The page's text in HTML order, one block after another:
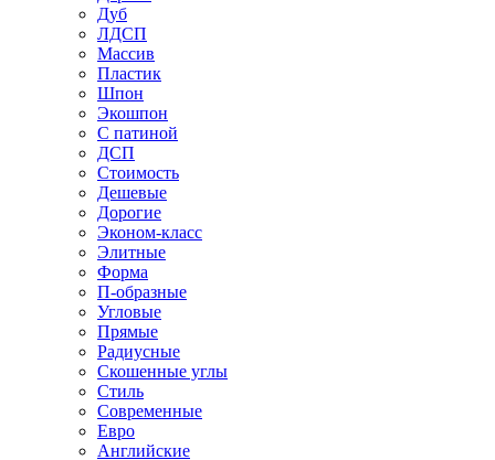
Дуб
ЛДСП
Массив
Пластик
Шпон
Экошпон
С патиной
ДСП
Стоимость
Дешевые
Дорогие
Эконом-класс
Элитные
Форма
П-образные
Угловые
Прямые
Радиусные
Скошенные углы
Стиль
Современные
Евро
Английские